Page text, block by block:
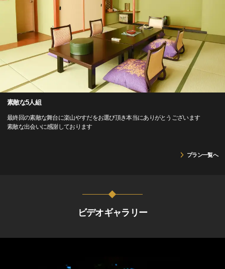
素敵な5人組
最終回の素敵な舞台に楽山やすだをお選び頂き本当にありがとうございます
素敵な出会いに感謝しております
プラン一覧へ
ビデオギャラリー